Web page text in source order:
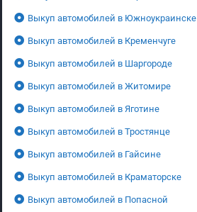
Выкуп автомобилей в Южноукраинске
Выкуп автомобилей в Кременчуге
Выкуп автомобилей в Шаргороде
Выкуп автомобилей в Житомире
Выкуп автомобилей в Яготине
Выкуп автомобилей в Тростянце
Выкуп автомобилей в Гайсине
Выкуп автомобилей в Краматорске
Выкуп автомобилей в Попасной